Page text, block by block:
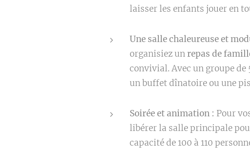
laisser les enfants jouer en
Une salle chaleureuse et
organisiez un repas de
convivial. Avec un groupe
un buffet dînatoire ou une
Soirée et animation : Pour
libérer la salle principale
capacité de 100 à 110